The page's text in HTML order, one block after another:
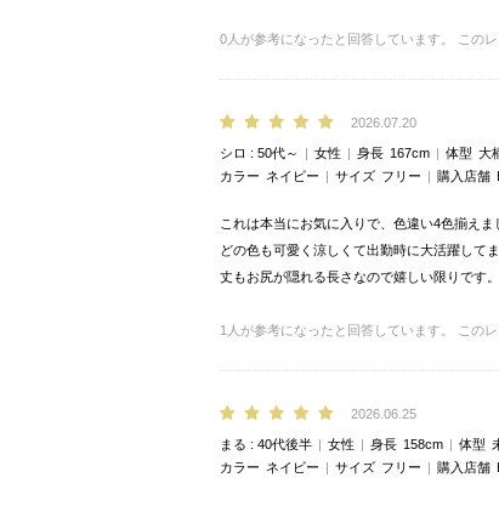
0 人が参考になったと回答しています。 この
2026.07.20
シロ 50代～ 女性 身長 167cm 体型 大
カラー ネイビー サイズ フリー 購入店舗
これは本当にお気に入りで、色違い4色揃えま
どの色も可愛く涼しくて出勤時に大活躍してま
丈もお尻が隠れる長さなので嬉しい限りです。
1 人が参考になったと回答しています。 この
2026.06.25
まる 40代後半 女性 身長 158cm 体型
カラー ネイビー サイズ フリー 購入店舗